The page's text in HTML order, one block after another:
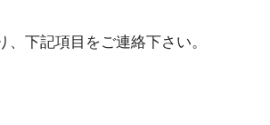
、下記項目をご連絡下さい。